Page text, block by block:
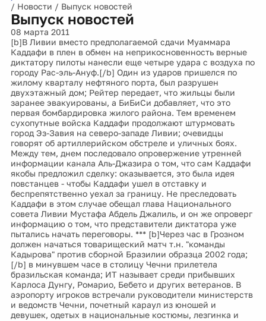
/ Новости / Выпуск новостей
Выпуск новостей
08 марта 2011
[b]В Ливии вместо предполагаемой сдачи Муаммара
Каддафи в плен в обмен на неприкосновенность верные
диктатору пилоты нанесли еще четыре удара с воздуха по
городу Рас-эль-Ануф.[/b] Один из ударов пришелся по
жилому кварталу нефтяного порта, был разрушен
двухэтажный дом; Рейтер передает, что жильцы были
заранее эвакуированы, а БиБиСи добавляет, что это
первая бомбардировка жилого района. Тем временем
сухопутные войска Каддафи продолжают штурмовать
город Эз-Завия на северо-западе Ливии; очевидцы
говорят об артиллерийском обстреле и уличных боях.
Между тем, днем последовало опровержение утренней
информации канала Аль-Джазира о том, что сам Каддафи
якобы предложил сделку: оказывается, это была идея
повстанцев - чтобы Каддафи ушел в отставку и
беспрепятственно уехал за границу. Не преследовать
Каддафи в этом случае обещал глава Национального
совета Ливии Мустафа Абдель Джалиль, и он же опроверг
информацию о том, что представители диктатора уже
пытались начать переговоры. *** [b]Через час в Грозном
должен начаться товарищеский матч т.н. "команды
Кадырова" против сборной Бразилии образца 2002 года;
[/b] в минувшем часе в столицу Чечни прилетела
бразильская команда; ИТ называет среди прибывших
Карлоса Дунгу, Ромарио, Бебето и других ветеранов. В
аэропорту игроков встречали руководители министерств
и ведомств Чечни, почетный караул из юношей и
девушек, одетых в национальные костюмы, лезгинка и